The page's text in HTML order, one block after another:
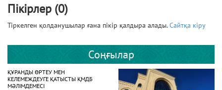
Пікірлер (0)
Тіркелген қолданушылар ғана пікір қалдыра алады.Сайтқа кіру
Соңғылар
ҚҰРАНДЫ ӨРТЕУ МЕН
КЕЛЕМЕЖДЕУГЕ ҚАТЫСТЫ ҚМДБ
МӘЛІМДЕМЕСІ